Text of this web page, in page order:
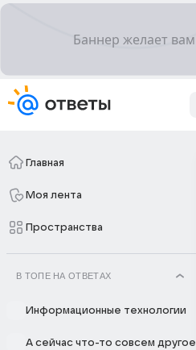
Главная
Моя лента
Пространства
В ТОПЕ НА ОТВЕТАХ
Информационные технологии
А сейчас что-то совсем другое